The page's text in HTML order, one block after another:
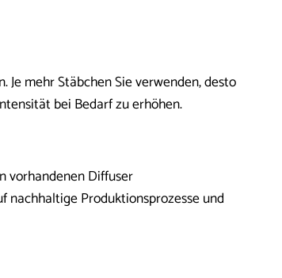
mehr Stäbchen Sie verwenden, desto
bei Bedarf zu erhöhen.
vorhandenen Diffuser
nachhaltige Produktionsprozesse und